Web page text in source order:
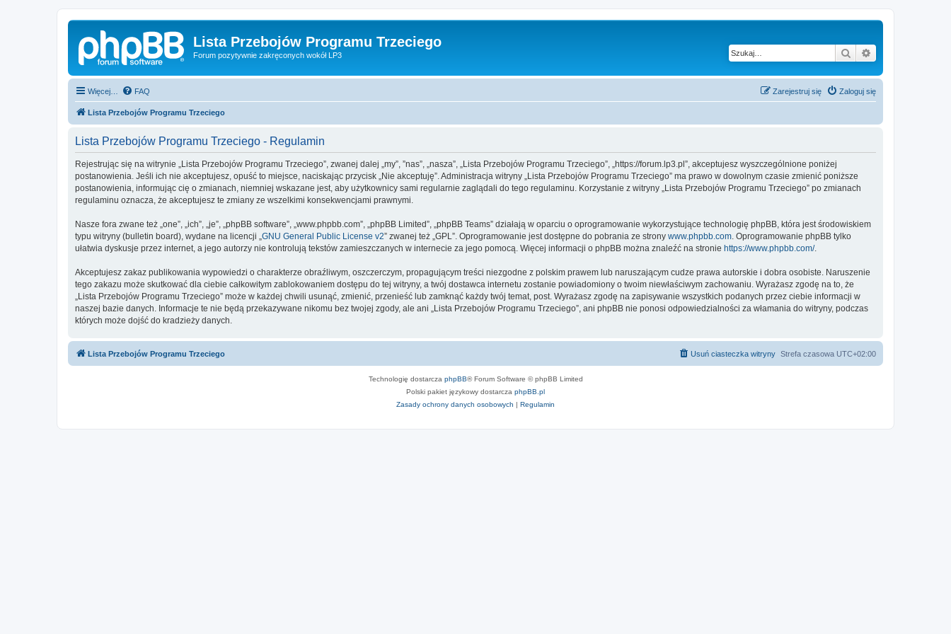
Lista Przebojów Programu Trzeciego
Forum pozytywnie zakręconych wokół LP3 Szukaj
Więcej… FAQ Zaloguj się
Zarejestruj się
Lista Przebojów Programu Trzeciego
Lista Przebojów Programu Trzeciego - Regulamin
Rejestrując się na witrynie „Lista Przebojów Programu Trzeciego”, zwanej dalej „my”, ”nas”, „nasza”, „Lista Przebojów Programu Trzeciego”, „https://forum.lp3.pl”, akceptujesz wyszczególnione poniżej
postanowienia. Jeśli ich nie akceptujesz, opuść to miejsce, naciskając przycisk „Nie akceptuję”. Administracja witryny „Lista Przebojów Programu Trzeciego” ma prawo w dowolnym czasie zmienić poniższe
postanowienia, informując cię o zmianach, niemniej wskazane jest, aby użytkownicy sami regularnie zaglądali do tego regulaminu. Korzystanie z witryny „Lista Przebojów Programu Trzeciego” po zmianach
regulaminu oznacza, że akceptujesz te zmiany ze wszelkimi konsekwencjami prawnymi.
Nasze fora zwane też „one”, „ich”, „je”, „phpBB software”, „www.phpbb.com”, „phpBB Limited”, „phpBB Teams” działają w oparciu o oprogramowanie wykorzystujące technologię phpBB, która jest środowiskiem
typu witryny (bulletin board), wydane na licencji „ GNU General Public License v2” zwanej też „GPL”. Oprogramowanie jest dostępne do pobrania ze strony www.phpbb.com . Oprogramowanie phpBB tylko
ułatwia dyskusje przez internet, a jego autorzy nie kontrolują tekstów zamieszczanych w internecie za jego pomocą. Więcej informacji o phpBB można znaleźć na stronie https://www.phpbb.com/.
Akceptujesz zakaz publikowania wypowiedzi o charakterze obraźliwym, oszczerczym, propagującym treści niezgodne z polskim prawem lub naruszającym cudze prawa autorskie i dobra osobiste. Naruszenie
tego zakazu może skutkować dla ciebie całkowitym zablokowaniem dostępu do tej witryny, a twój dostawca internetu zostanie powiadomiony o twoim niewłaściwym zachowaniu. Wyrażasz zgodę na to, że
„Lista Przebojów Programu Trzeciego” może w każdej chwili usunąć, zmienić, przenieść lub zamknąć każdy twój temat, post. Wyrażasz zgodę na zapisywanie wszystkich podanych przez ciebie informacji w
naszej bazie danych. Informacje te nie będą przekazywane nikomu bez twojej zgody, ale ani „Lista Przebojów Programu Trzeciego”, ani phpBB nie ponosi odpowiedzialności za włamania do witryny, podczas
których może dojść do kradzieży danych.
Lista Przebojów Programu Trzeciego Strefa czasowa UTC+02:00
Usuń ciasteczka witryny
Technologię dostarcza phpBB® Forum Software © phpBB Limited
Polski pakiet językowy dostarcza phpBB.pl
Zasady ochrony danych osobowych | Regulamin